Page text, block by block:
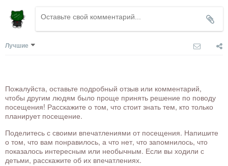
Лучшие
Пожалуйста, оставьте подробный отзыв или комментарий,
чтобы другим людям было проще принять решение по поводу
посещения! Расскажите о том, что стоит знать тем, кто только
планирует посещение.
Поделитесь с своими впечатлениями от посещения. Напишите
о том, что вам понравилось, а что нет, что запомнилось, что
показалось интересным или необычным. Если вы ходили с
детьми, расскажите об их впечатлениях.